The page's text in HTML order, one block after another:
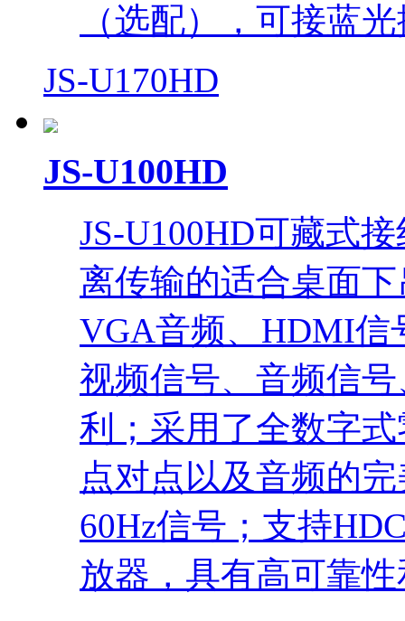
（选配），可接蓝
JS-U170HD
JS-U100HD
JS-U100HD可藏式
离传输的适合桌面
VGA音频、HDMI信
视频信号、音频信
利；采用了全数字
点对点以及音频的
60Hz信号；支持
放器，具有高可靠